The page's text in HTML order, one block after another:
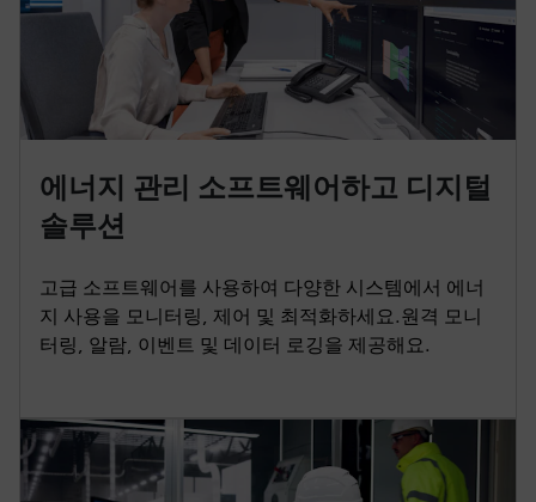
에너지 관리 소프트웨어하고 디지털
솔루션
고급 소프트웨어를 사용하여 다양한 시스템에서 에너
지 사용을 모니터링, 제어 및 최적화하세요.원격 모니
터링, 알람, 이벤트 및 데이터 로깅을 제공해요.